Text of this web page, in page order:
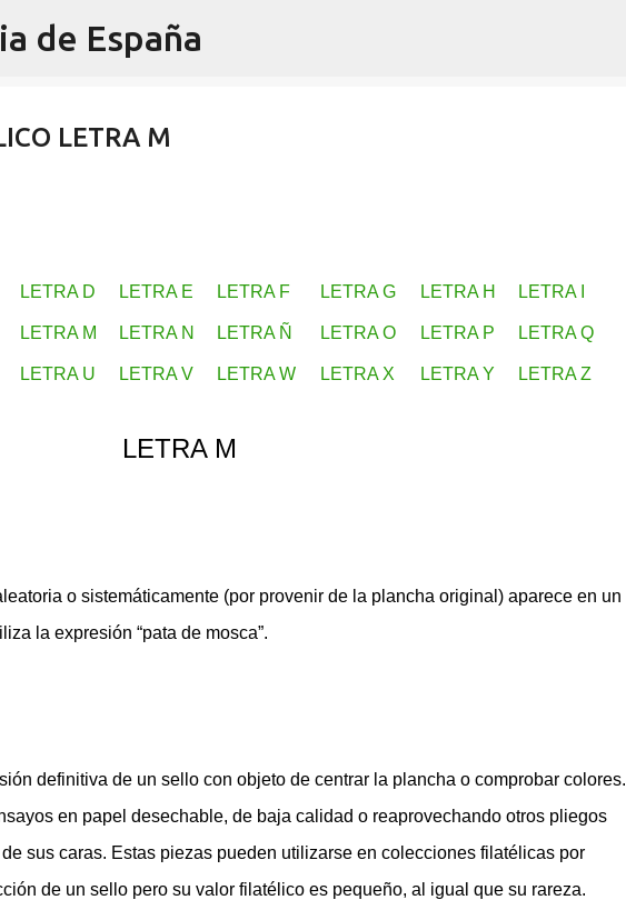
de España
LETRA M
LETRA D LETRA E LETRA F LETRA G LETRA H LETRA I
LETRA M LETRA N LETRA Ñ LETRA O LETRA P LETRA Q
LETRA U LETRA V LETRA W LETRA X LETRA Y LETRA Z
LETRA M
o sistemáticamente (por provenir de la plancha original) aparece en un
la expresión “pata de mosca”.
definitiva de un sello con objeto de centrar la plancha o comprobar colores.
en papel desechable, de baja calidad o reaprovechando otros pliegos
sus caras. Estas piezas pueden utilizarse en colecciones filatélicas por
de un sello pero su valor filatélico es pequeño, al igual que su rareza.